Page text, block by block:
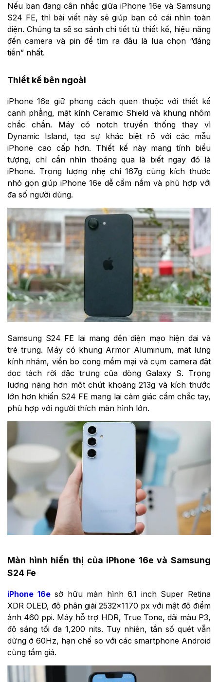
Nếu bạn đang cân nhắc giữa iPhone 16e và Samsung
S24 FE, thì bài viết này sẽ giúp bạn có cái nhìn toàn
diện. Chúng ta sẽ so sánh chi tiết từ thiết kế, hiệu năng
đến camera và pin để tìm ra đâu là lựa chọn “đáng
tiền” nhất.
Thiết kế bên ngoài
iPhone 16e giữ phong cách quen thuộc với thiết kế
cạnh phẳng, mặt kính Ceramic Shield và khung nhôm
chắc chắn. Máy có notch truyền thống thay vì
Dynamic Island, tạo sự khác biệt rõ với các mẫu
iPhone cao cấp hơn. Thiết kế này mang tính biểu
tượng, chỉ cần nhìn thoáng qua là biết ngay đó là
iPhone. Trọng lượng nhẹ chỉ 167g cùng kích thước
nhỏ gọn giúp iPhone 16e dễ cầm nắm và phù hợp với
đa số người dùng.
Samsung S24 FE lại mang đến diện mạo hiện đại và
trẻ trung. Máy có khung Armor Aluminum, mặt lưng
kính nhám, viền bo cong mềm mại và cụm camera đặt
dọc tách rời đặc trưng của dòng Galaxy S. Trọng
lượng nặng hơn một chút khoảng 213g và kích thước
lớn hơn khiến S24 FE mang lại cảm giác cầm chắc tay,
phù hợp với người thích màn hình lớn.
Màn hình hiển thị của iPhone 16e và Samsung
S24 Fe
iPhone 16esở hữu màn hình 6.1 inch Super Retina
XDR OLED, độ phân giải 2532×1170 px với mật độ điểm
ảnh 460 ppi. Máy hỗ trợ HDR, True Tone, dải màu P3,
độ sáng tối đa 1,200 nits. Tuy nhiên, tần số quét vẫn
dừng ở 60Hz, hạn chế so với các smartphone Android
cùng tầm giá.